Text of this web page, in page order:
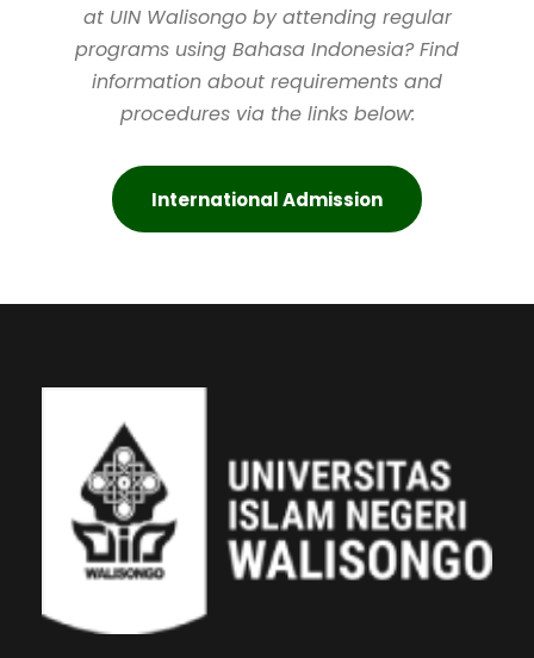
at UIN Walisongo by attending regular
programs using Bahasa Indonesia? Find
information about requirements and
procedures via the links below:
International Admission